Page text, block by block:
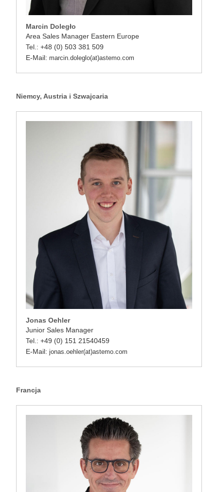
Marcin Doległo
Area Sales Manager Eastern Europe
Tel.: +48 (0) 503 381 509
E-Mail:marcin.doleglo(at)astemo.com
Niemcy, Austria i Szwajcaria
Jonas Oehler
Junior Sales Manager
Tel.: +49 (0) 151 21540459
E-Mail:jonas.oehler(at)astemo.com
Francja